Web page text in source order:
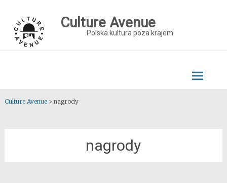
content
Culture Avenue
Polska kultura poza krajem
Culture Avenue> nagrody
nagrody